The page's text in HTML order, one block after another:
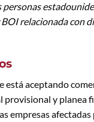
personas
relacionada con
está aceptando
provisional y planea
empresas